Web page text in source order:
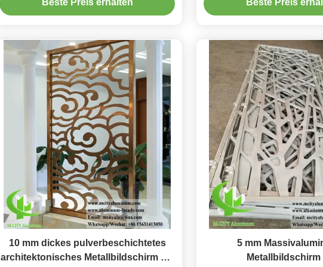
RAL-Farben
Beste Preis erhalten
kundenspezifischen
Beste Preis
10 mm dickes pulverbeschichtetes
architektonisches Metallbildschirm mit
5 mm
Metallbildschirm